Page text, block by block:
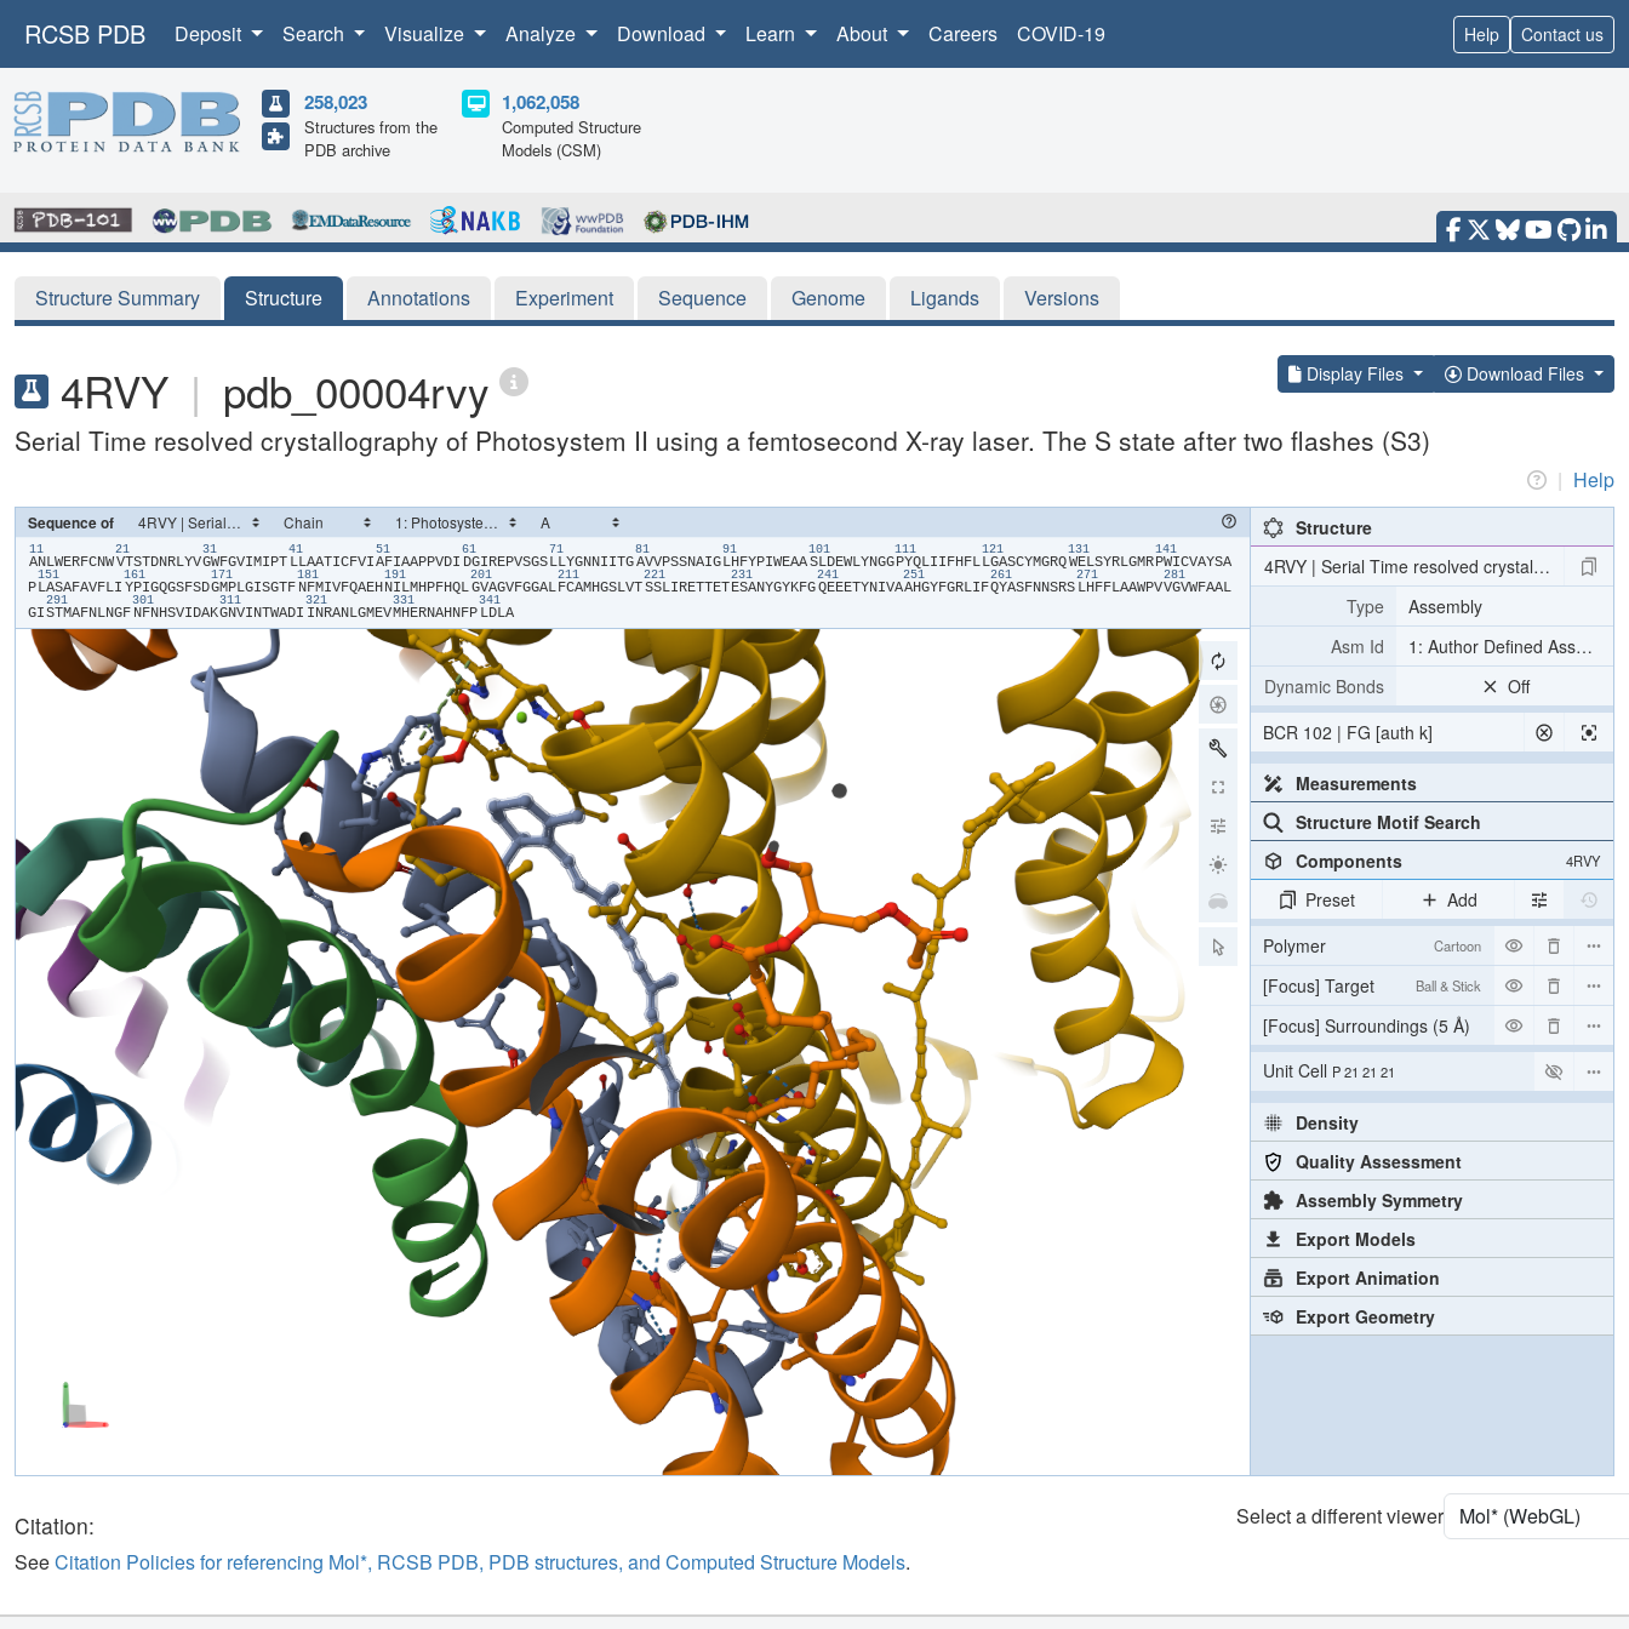
RCSB PDB Deposit Search Visualize Analyze Download Learn About Careers COVID-19 Help Contact us
258,023
Structures from the
PDB archive
1,062,058
Computed Structure
Models (CSM)
Structure Summary Structure Annotations Experiment Sequence Genome Ligands Versions
4RVY | pdb_00004rvy Display Files Download Files
Serial Time resolved crystallography of Photosystem II using a femtosecond X-ray laser. The S state after two flashes (S3)
| Help
Sequence of
11
​A​​N​​L​​W​​E​​R​​F​​C​​N​​W​
21
​V​​T​​S​​T​​D​​N​​R​​L​​Y​​V​
31
​G​​W​​F​​G​​V​​I​​M​​I​​P​​T​
41
​L​​L​​A​​A​​T​​I​​C​​F​​V​​I​
51
​A​​F​​I​​A​​A​​P​​P​​V​​D​​I​
61
​D​​G​​I​​R​​E​​P​​V​​S​​G​​S​
71
​L​​L​​Y​​G​​N​​N​​I​​I​​T​​G​
81
​A​​V​​V​​P​​S​​S​​N​​A​​I​​G​
91
​L​​H​​F​​Y​​P​​I​​W​​E​​A​​A​
101
​S​​L​​D​​E​​W​​L​​Y​​N​​G​​G​
111
​P​​Y​​Q​​L​​I​​I​​F​​H​​F​​L​
121
​L​​G​​A​​S​​C​​Y​​M​​G​​R​​Q​
131
​W​​E​​L​​S​​Y​​R​​L​​G​​M​​R​
141
​P​​W​​I​​C​​V​​A​​Y​​S​​A​
P​
151
​L​​A​​S​​A​​F​​A​​V​​F​​L​​I​
161
​Y​​P​​I​​G​​Q​​G​​S​​F​​S​​D​
171
​G​​M​​P​​L​​G​​I​​S​​G​​T​​F​
181
​N​​F​​M​​I​​V​​F​​Q​​A​​E​​H​
191
​N​​I​​L​​M​​H​​P​​F​​H​​Q​​L​
201
​G​​V​​A​​G​​V​​F​​G​​G​​A​​L​
211
​F​​C​​A​​M​​H​​G​​S​​L​​V​​T​
221
​S​​S​​L​​I​​R​​E​​T​​T​​E​​T​
231
​E​​S​​A​​N​​Y​​G​​Y​​K​​F​​G​
241
​Q​​E​​E​​E​​T​​Y​​N​​I​​V​​A​
251
​A​​H​​G​​Y​​F​​G​​R​​L​​I​​F​
261
​Q​​Y​​A​​S​​F​​N​​N​​S​​R​​S​
271
​L​​H​​F​​F​​L​​A​​A​​W​​P​​V​
281
​V​​G​​V​​W​​F​​A​​A​​L​
G​​I​
291
​S​​T​​M​​A​​F​​N​​L​​N​​G​​F​
301
​N​​F​​N​​H​​S​​V​​I​​D​​A​​K​
311
​G​​N​​V​​I​​N​​T​​W​​A​​D​​I​
321
​I​​N​​R​​A​​N​​L​​G​​M​​E​​V​
331
​M​​H​​E​​R​​N​​A​​H​​N​​F​​P​
341
​L​​D​​L​​A​
Structure
4RVY | Serial Time resolved crystallography
Type
Assembly
Asm Id
1: Author Defined Assembly
Dynamic Bonds
Off
BCR 102 | FG [auth k]
Measurements
Structure Motif Search
Components
4RVY
Preset
Add
Polymer
Cartoon
[Focus] Target Ball & Stick
[Focus] Surroundings (5 Å)
Unit Cell P 21 21 21
Density
Quality Assessment
Assembly Symmetry
Export Models
Export Animation
Export Geometry
Citation:
SeeCitation Policies for referencing Mol*, RCSB PDB, PDB structures, and Computed Structure Models.
Select a different viewer